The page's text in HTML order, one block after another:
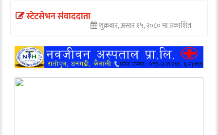
खेलकुद
अन्य
स्टेटसेभन संवाददाता
शुक्रबार, असार १५, २०८० मा प्रकाशित